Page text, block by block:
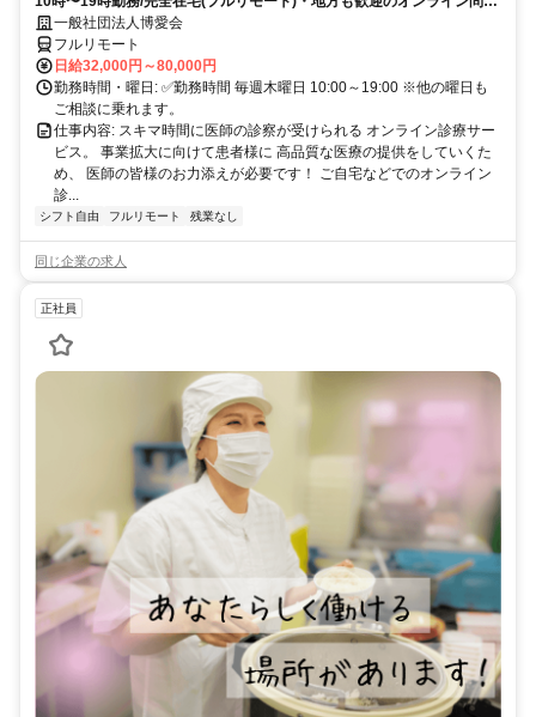
業務一般社団法人博愛会
フルリモート
日給32,000円～80,000円
勤務時間・曜日: ✅勤務時間 毎週木曜日 10:00～19:00 ※他の曜日も
ご相談に乗れます。
仕事内容: スキマ時間に医師の診察が受けられる オンライン診療サー
ビス。 事業拡大に向けて患者様に 高品質な医療の提供をしていくた
め、 医師の皆様のお力添えが必要です！ ご自宅などでのオンライン
診...
シフト自由 フルリモート 残業なし
同じ企業の求人
正社員